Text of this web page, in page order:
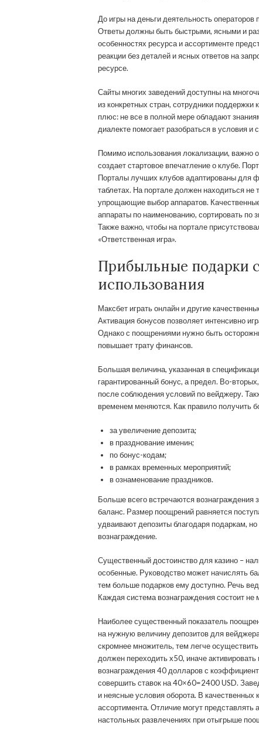
До игры на деньги деятельность операторов
Ответы должны быть быстрыми, ясными и
особенностях ресурса и ассортименте
реакции без деталей и ясных ответов на
ресурсе.
Сайты многих заведений доступны на
из конкретных стран, сотрудники
плюс: не все в полной мере обладают
диалекте помогает разобраться в условия и
Помимо использования локализации, важно
создает стартовое впечатление о клубе.
Порталы лучших клубов адаптированы для
таблетах. На портале должен находиться не
упрощающие выбор аппаратов.
аппараты по наименованию, сортировать по
Также важно, чтобы на портале
«Ответственная игра».
Прибыльные подарки
использования
Максбет играть онлайн и другие
Активация бонусов позволяет интенсивно
Однако с поощрениями нужно быть
повышает трату финансов.
Большая величина, указанная в
гарантированный бонус, а предел. Во-
после соблюдения условий по вейджеру.
временем меняются. Как правило получить
за увеличение депозита;
в празднование именин;
по бонус-кодам;
в рамках временных мероприятий;
в ознаменование праздников.
Больше всего встречаются
баланс. Размер поощрений равняется
удваивают депозиты благодаря подаркам,
вознаграждение.
Существенный достоинство для казино –
особенные. Руководство может начислять
тем больше подарков ему доступно. Речь
Каждая система вознаграждения состоит не
Наиболее существенный показатель
на нужную величину депозитов для
скромнее множитель, тем легче
должен переходить x50, иначе
вознаграждения 40 долларов с
совершить ставок на 40×60=2400 USD.
и неясные условия оборота. В качественных
ассортимента. Отличие могут
настольных развлечениях при отыгрыше